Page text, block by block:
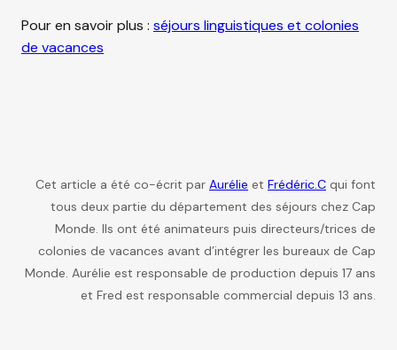
Pour en savoir plus : séjours linguistiques et colonies
de vacances
Cet article a été co-écrit par Aurélie et Frédéric.C qui font
tous deux partie du département des séjours chez Cap
Monde. Ils ont été animateurs puis directeurs/trices de
colonies de vacances avant d’intégrer les bureaux de Cap
Monde. Aurélie est responsable de production depuis 17 ans
et Fred est responsable commercial depuis 13 ans.